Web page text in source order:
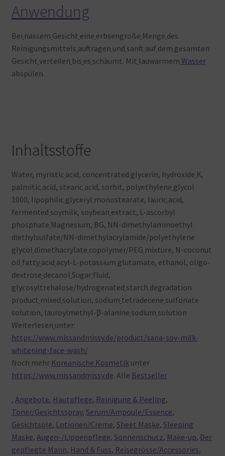
Anwendung
Bei nassem Gesicht eine erbsengroße Menge des
Reinigungsmittels auftragen und sanft auf dem gesamten
Gesicht verteilen bis es schäumt. Mit lauwarmem Wasser
abspülen.
Inhaltsstoffe
Water, myristic acid, concentrated glycerin, hydroxide K,
palmitic acid, stearic acid, sorbit, polyethylene glycol
1000, lipophilic glyceryl monostearate, lauric acid,
fermented soymilk, soybean extract, L-ascorbyl
phosphate Magnesium, BG, NN-dimethylaminoethyl
diethylsulfate/NN-dimethylacrylamide/polyethylene
glycol dimethacrylate copolymer/PEG mixture, N-coconut
oil fatty acid acyl-L-potassium glutamate, ethanol, oligo-
dextrose decanol Sugar fluid,
glycosyltrehalose/hydrogenated starch degradation
product mixed solution, sodium tetradecene sulfonate
solution, lauroylmethyl-β-alanine sodium solution
Weiterlesen unter:
https://www.missandmissy.de/product/sana-soy-milk-
whitening-face-wash/
Noch mehr Koreanische Kosmetikunter
https://www.missandmissy.de. Alle Bestseller
, Angebote, Hautpflege, Reinigung & Peeling,
Toner/Gesichtsspray, Serum/Ampoule/Essence,
Gesichtsöle, Lotionen/Creme, Sheet Maske, Sleeping
Maske, Augen-/Lippenpflege, Sonnenschutz, Make-up, Der
gepflegte Mann, Hand & Fuss, Reisegrösse/Accessories,